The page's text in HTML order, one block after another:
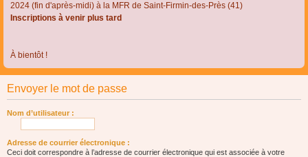
2024 (fin d'après-midi) à la MFR de Saint-Firmin-des-Près (41)
Inscriptions à venir plus tard
À bientôt !
Envoyer le mot de passe
Nom d’utilisateur :
Adresse de courrier électronique :
Ceci doit correspondre à l’adresse de courrier électronique qui est associée à votre